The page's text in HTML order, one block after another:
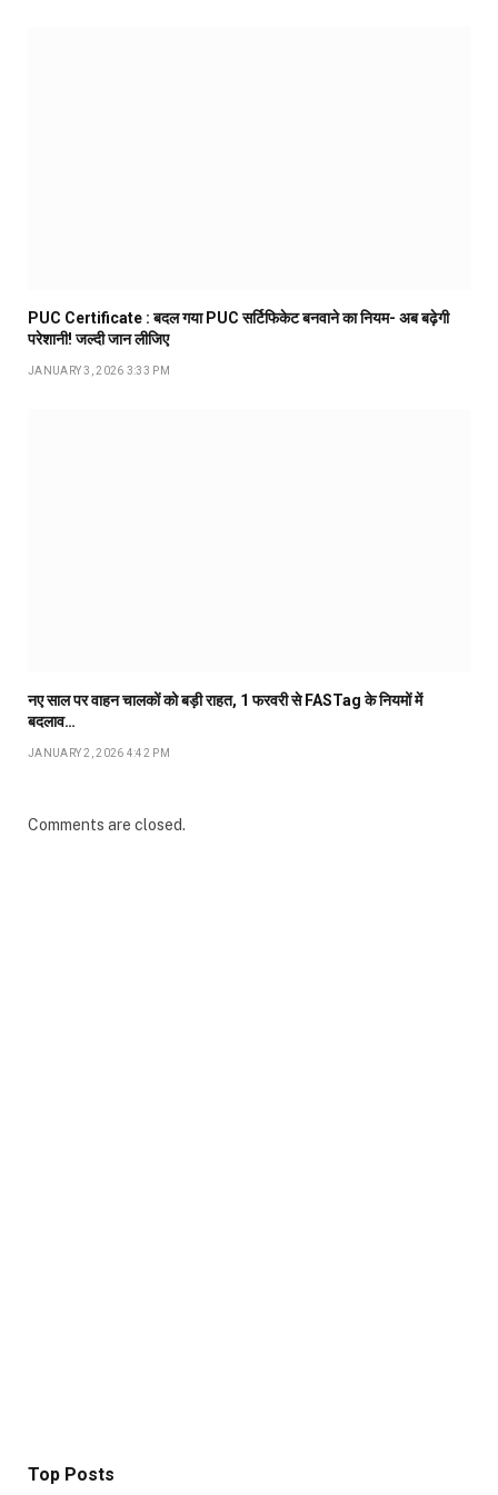
PUC Certificate : बदल गया PUC सर्टिफिकेट बनवाने का नियम- अब बढ़ेगी
परेशानी! जल्दी जान लीजिए
JANUARY 3, 2026 3:33 PM
नए साल पर वाहन चालकों को बड़ी राहत, 1 फरवरी से FASTag के नियमों में
बदलाव…
JANUARY 2, 2026 4:42 PM
Comments are closed.
Top Posts